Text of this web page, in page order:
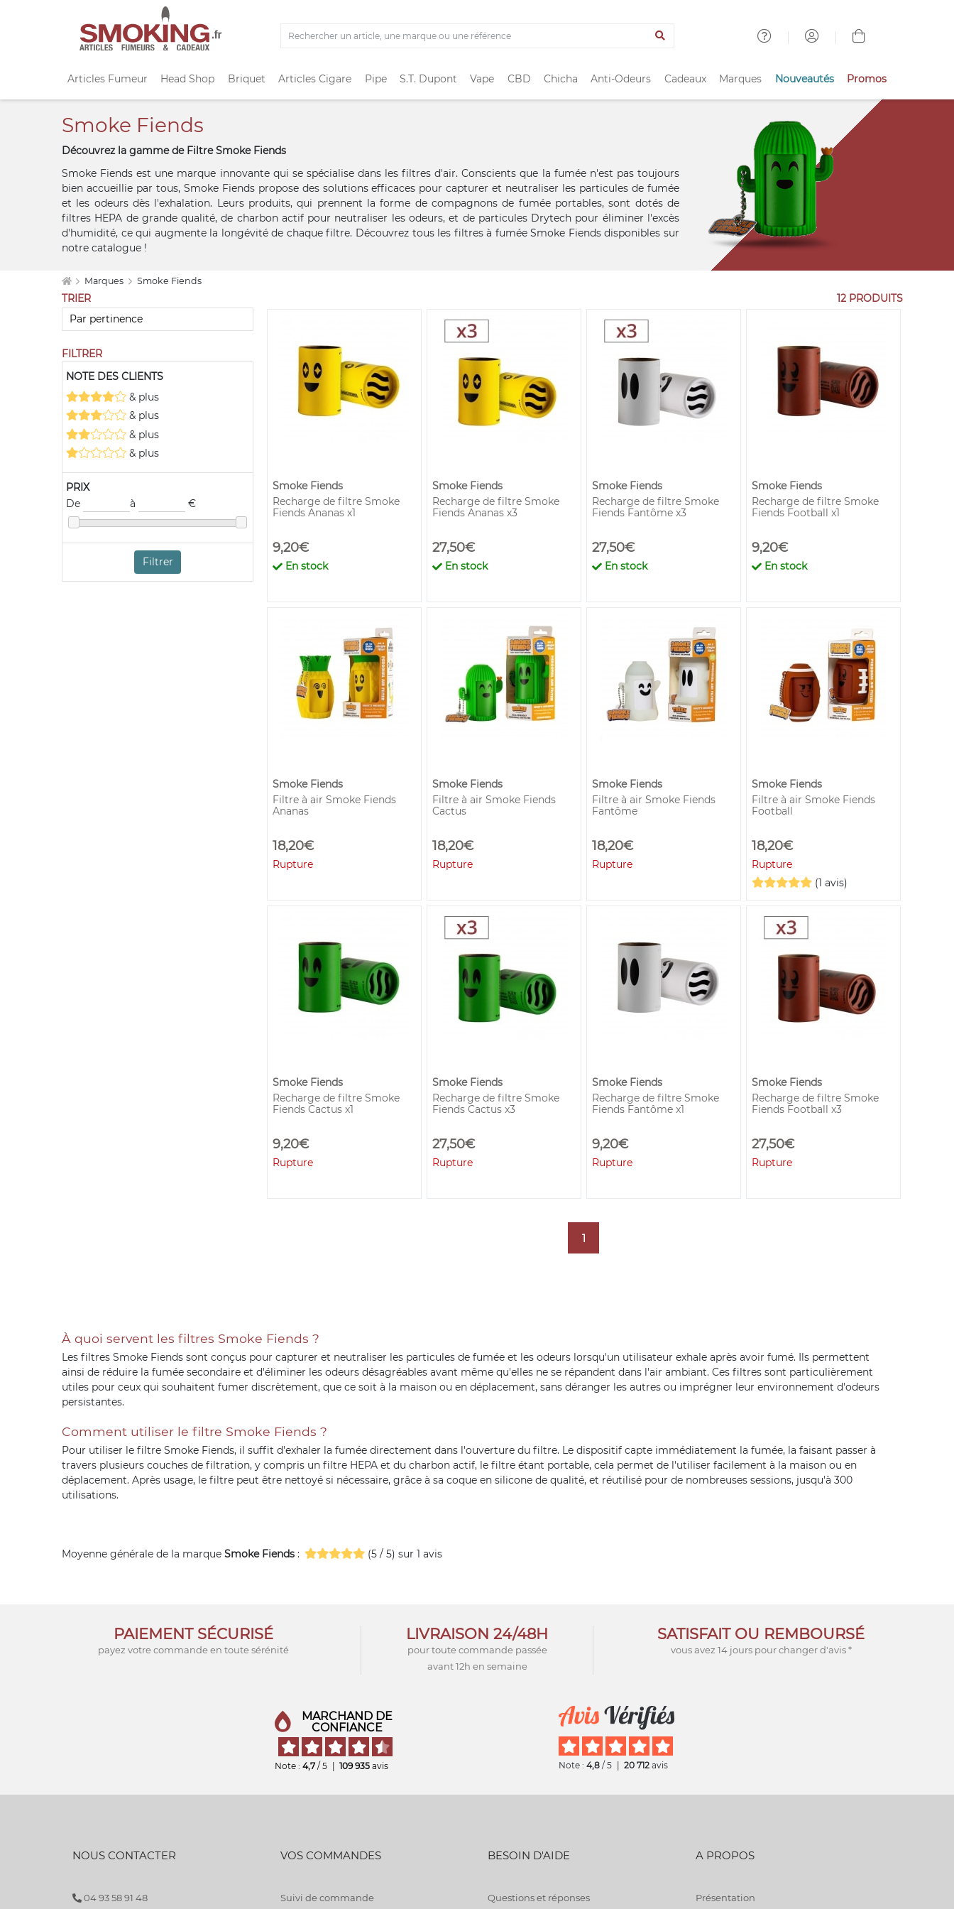
Articles Fumeur Head Shop Briquet Articles Cigare Pipe S.T. Dupont Vape CBD Chicha Anti-Odeurs Cadeaux Marques Nouveautés Promos
Smoke Fiends
Découvrez la gamme de Filtre Smoke Fiends
Smoke Fiends est une marque innovante qui se spécialise dans les filtres d'air. Conscients que la fumée n'est pas toujours
bien accueillie par tous, Smoke Fiends propose des solutions efficaces pour capturer et neutraliser les particules de fumée
et les odeurs dès l'exhalation. Leurs produits, qui prennent la forme de compagnons de fumée portables, sont dotés de
filtres HEPA de grande qualité, de charbon actif pour neutraliser les odeurs, et de particules Drytech pour éliminer l'excès
d'humidité, ce qui augmente la longévité de chaque filtre. Découvrez tous les filtres à fumée Smoke Fiends disponibles sur
notre catalogue !
Marques Smoke Fiends
TRIER
FILTRER
NOTE DES CLIENTS
& plus
& plus
& plus
& plus
PRIX
De
à €
Filtrer
12 PRODUITS
Smoke Fiends
Recharge de filtre Smoke
Fiends Ananas x1
9,20€
En stock
Smoke Fiends
Recharge de filtre Smoke
Fiends Ananas x3
27,50€
En stock
Smoke Fiends
Recharge de filtre Smoke
Fiends Fantôme x3
27,50€
En stock
Smoke Fiends
Recharge de filtre Smoke
Fiends Football x1
9,20€
En stock
Smoke Fiends
Filtre à air Smoke Fiends
Ananas
18,20€
Rupture
Smoke Fiends
Filtre à air Smoke Fiends
Cactus
18,20€
Rupture
Smoke Fiends
Filtre à air Smoke Fiends
Fantôme
18,20€
Rupture
Smoke Fiends
Filtre à air Smoke Fiends
Football
18,20€
Rupture
(1 avis)
Smoke Fiends
Recharge de filtre Smoke
Fiends Cactus x1
9,20€
Rupture
Smoke Fiends
Recharge de filtre Smoke
Fiends Cactus x3
27,50€
Rupture
Smoke Fiends
Recharge de filtre Smoke
Fiends Fantôme x1
9,20€
Rupture
Smoke Fiends
Recharge de filtre Smoke
Fiends Football x3
27,50€
Rupture
1
À quoi servent les filtres Smoke Fiends ?
Les filtres Smoke Fiends sont conçus pour capturer et neutraliser les particules de fumée et les odeurs lorsqu'un utilisateur exhale après avoir fumé. Ils permettent
ainsi de réduire la fumée secondaire et d'éliminer les odeurs désagréables avant même qu'elles ne se répandent dans l'air ambiant. Ces filtres sont particulièrement
utiles pour ceux qui souhaitent fumer discrètement, que ce soit à la maison ou en déplacement, sans déranger les autres ou imprégner leur environnement d'odeurs
persistantes.
Comment utiliser le filtre Smoke Fiends ?
Pour utiliser le filtre Smoke Fiends, il suffit d'exhaler la fumée directement dans l'ouverture du filtre. Le dispositif capte immédiatement la fumée, la faisant passer à
travers plusieurs couches de filtration, y compris un filtre HEPA et du charbon actif, le filtre étant portable, cela permet de l'utiliser facilement à la maison ou en
déplacement. Après usage, le filtre peut être nettoyé si nécessaire, grâce à sa coque en silicone de qualité, et réutilisé pour de nombreuses sessions, jusqu'à 300
utilisations.
Moyenne générale de la marque Smoke Fiends : (5 / 5) sur 1 avis
PAIEMENT SÉCURISÉ
payez votre commande en toute sérénité
LIVRAISON 24/48H
pour toute commande passée
avant 12h en semaine
SATISFAIT OU REMBOURSÉ
vous avez 14 jours pour changer d'avis *
MARCHAND DE
CONFIANCE
Note : 4,7 / 5 109 935 avis Note : 4,8 / 5 20 712 avis
NOUS CONTACTER
04 93 58 91 48
VOS COMMANDES
Suivi de commande
BESOIN D'AIDE
Questions et réponses
A PROPOS
Présentation